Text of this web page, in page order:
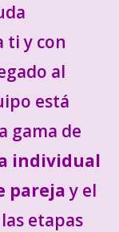
ti y con
al
está
gama de
individual
parejay el
etapas